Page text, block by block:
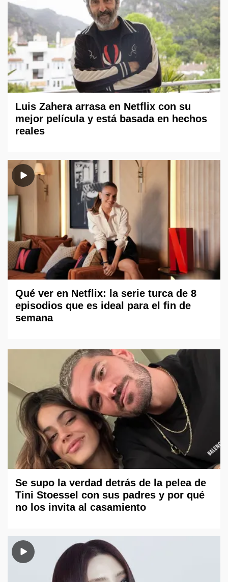
Luis Zahera arrasa en Netflix con su
mejor película y está basada en hechos
reales
Qué ver en Netflix: la serie turca de 8
episodios que es ideal para el fin de
semana
Se supo la verdad detrás de la pelea de
Tini Stoessel con sus padres y por qué
no los invita al casamiento